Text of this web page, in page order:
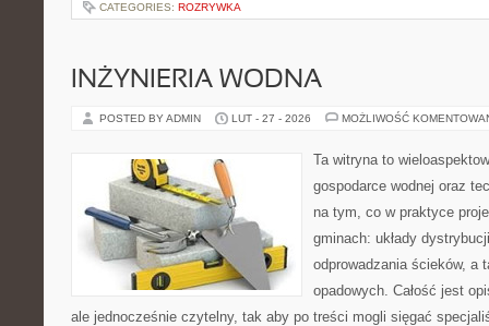
CATEGORIES: ROZRYWKA
INŻYNIERIA WODNA
POSTED BY ADMIN LUT - 27 - 2026 MOŻLIWOŚĆ
Ta witryna to
gospodarce wodnej oraz
na tym, co w praktyce
gminach: układy
odprowadzania ścieków, a
opadowych. Całość jest
ale jednocześnie czytelny, tak aby po treści mogli sięgać